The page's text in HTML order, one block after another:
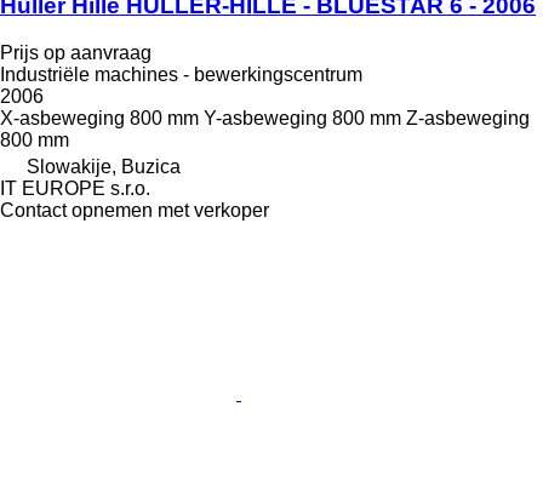
Hüller Hille HULLER-HILLE - BLUESTAR 6 - 2006
Prijs op aanvraag
Industriële machines - bewerkingscentrum
2006
X-asbeweging 800 mm Y-asbeweging 800 mm Z-asbeweging
800 mm
Slowakije, Buzica
IT EUROPE s.r.o.
Contact opnemen met verkoper